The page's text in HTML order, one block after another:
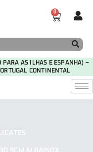
0
PARA AS ILHAS E ESPANHA) –
CONTINENTAL
9CM ALBAINOX